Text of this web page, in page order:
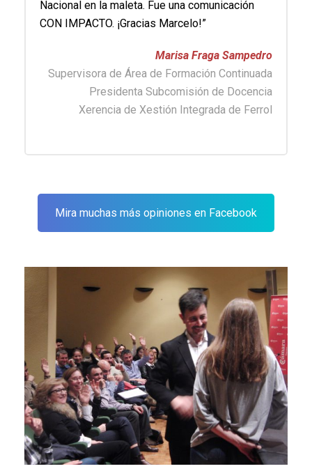
Nacional en la maleta. Fue una comunicación
CON IMPACTO. ¡Gracias Marcelo!”
Marisa Fraga Sampedro
Supervisora de Área de Formación Continuada
Presidenta Subcomisión de Docencia
Xerencia de Xestión Integrada de Ferrol
Mira muchas más opiniones en Facebook